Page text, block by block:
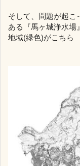
そして、問題が起こ
ある『馬ヶ城浄水場
地域(緑色)がこちら